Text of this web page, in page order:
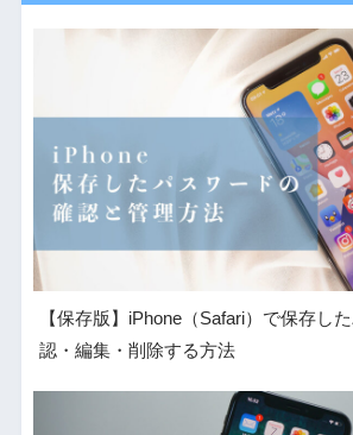
【保存版】iPhone（Safari）で保存し
認・編集・削除する方法